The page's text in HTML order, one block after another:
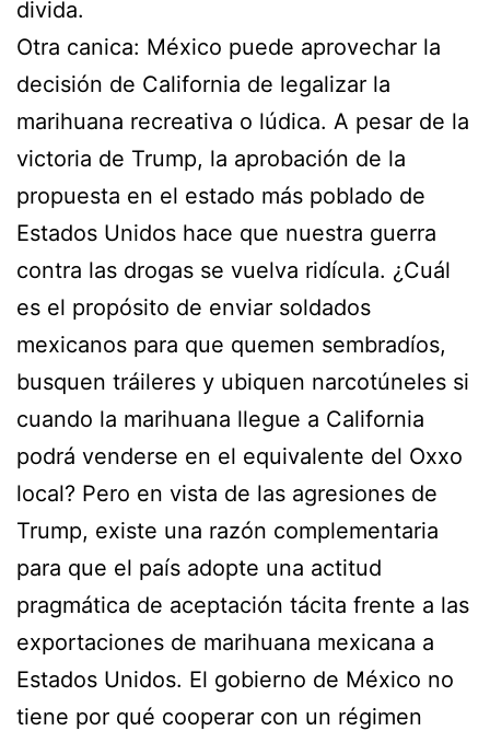
divida.
Otra canica: México puede aprovechar la
decisión de California de legalizar la
marihuana recreativa o lúdica. A pesar de la
victoria de Trump, la aprobación de la
propuesta en el estado más poblado de
Estados Unidos hace que nuestra guerra
contra las drogas se vuelva ridícula. ¿Cuál
es el propósito de enviar soldados
mexicanos para que quemen sembradíos,
busquen tráileres y ubiquen narcotúneles si
cuando la marihuana llegue a California
podrá venderse en el equivalente del Oxxo
local? Pero en vista de las agresiones de
Trump, existe una razón complementaria
para que el país adopte una actitud
pragmática de aceptación tácita frente a las
exportaciones de marihuana mexicana a
Estados Unidos. El gobierno de México no
tiene por qué cooperar con un régimen